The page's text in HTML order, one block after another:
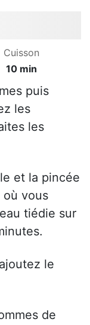
Cuisson
10 min
puis
les
les
et la pincée
où vous
tiédie sur
le
de